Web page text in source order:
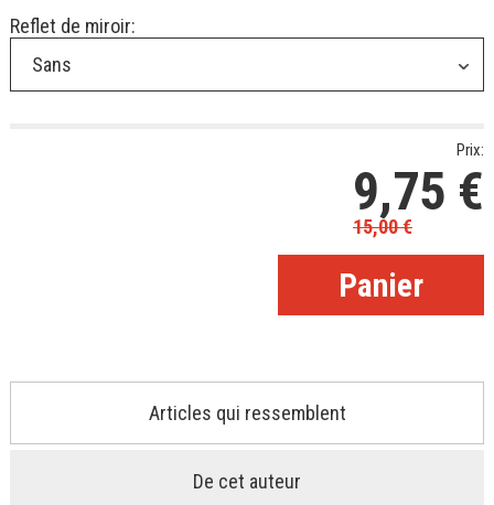
Reflet de miroir:
Sans
Prix:
9,75 €
15,00€
Articles qui ressemblent
De cet auteur